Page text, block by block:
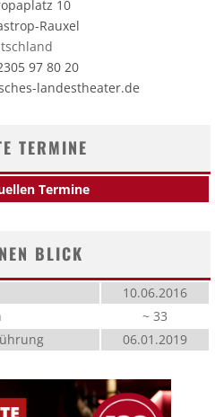
10
Rauxel
97 80 20
landestheater.de
TERMINE
Termine
BLICK
10.06.2016
~ 33
06.01.2019